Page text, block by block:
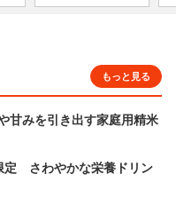
もっと見る
みを引き出す家庭用精米
定 さわやかな栄養ドリン